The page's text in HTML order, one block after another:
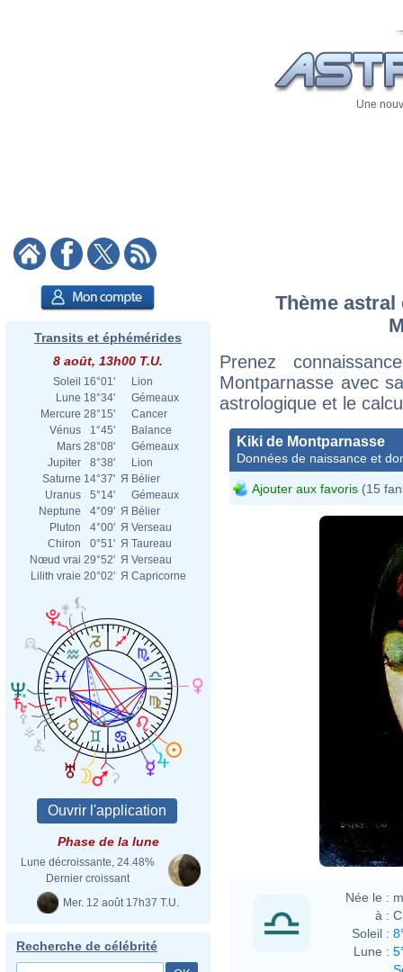
Une
Transits et éphémérides
8 août, 13h00 T.U.
Soleil 16°01'
Lion
Lune 18°34'
Gémeaux
Mercure 28°15'
Cancer
Vénus
1°45'
Balance
Mars 28°08'
Gémeaux
Jupiter
8°38'
Lion
Saturne 14°37' Я Bélier
Uranus
5°14'
Gémeaux
Neptune
4°09' Я Bélier
Pluton
4°00' Я Verseau
Chiron
0°51' Я Taureau
Nœud vrai 29°52' Я Verseau
Lilith vraie 20°02' Я Capricorne
Phase de la lune
Lune décroissante, 24.48%
Dernier croissant
Mer. 12 août 17h37 T.U.
Recherche de célébrité
Thème astral
Prenez
Montparnasse avec
astrologique et le
Kiki de Montparnasse
Données de naissance et
Ajouter aux favoris (15
Née le :
à :
Soleil :
Lune :